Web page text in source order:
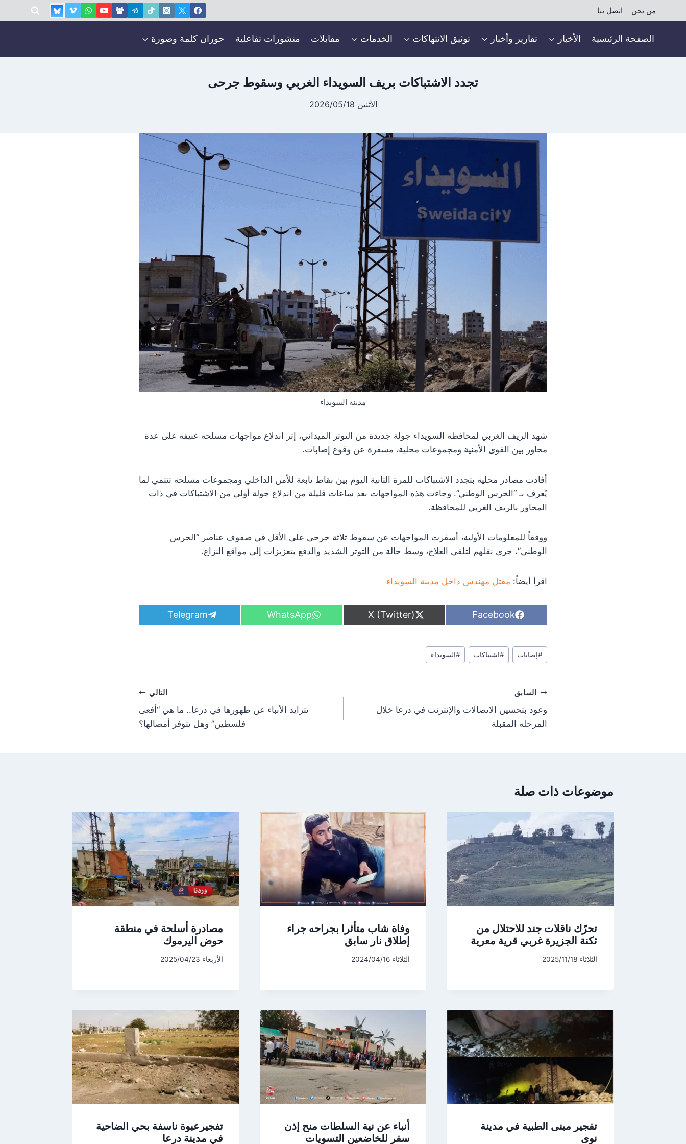
إلى
من نحن اتصل بنا
الصفحة الرئيسية الأخبار تقارير وأخبار توثيق الانتهاكات الخدمات مقابلات منشورات تفاعلية حوران كلمة وصورة
تجدد الاشتباكات بريف السويداء الغربي وسقوط جرحى
الأثنين 2026/05/18
مدينة السويداء
شهد الريف الغربي لمحافظة السويداء جولة جديدة من التوتر الميداني، إثر اندلاع مواجهات مسلحة عنيفة على عدة
محاور بين القوى الأمنية ومجموعات محلية، مسفرة عن وقوع إصابات.
أفادت مصادر محلية بتجدد الاشتباكات للمرة الثانية اليوم بين نقاط تابعة للأمن الداخلي ومجموعات مسلحة تنتمي لما
يُعرف بـ “الحرس الوطني”. وجاءت هذه المواجهات بعد ساعات قليلة من اندلاع جولة أولى من الاشتباكات في ذات
المحاور بالريف الغربي للمحافظة.
ووفقاً للمعلومات الأولية، أسفرت المواجهات عن سقوط ثلاثة جرحى على الأقل في صفوف عناصر “الحرس
الوطني”، جرى نقلهم لتلقي العلاج، وسط حالة من التوتر الشديد والدفع بتعزيزات إلى مواقع النزاع.
اقرأ أيضاً: مقتل مهندس داخل مدينة السويداء
S
h
e
o
Facebook
S
h
X (Twitter)
S
h
WhatsApp
S
h
Telegram
وسوم
المقال:
#إصابات #اشتباكات #السويداء
تصفّح
المقالات
السابق
وعود بتحسين الاتصالات والإنترنت في درعا خلال
المرحلة المقبلة
التالي
تتزايد الأنباء عن ظهورها في درعا.. ما هي “أفعى
فلسطين” وهل تتوفر أمصالها؟
موضوعات ذات صلة
تحرّك ناقلات جند للاحتلال من
ثكنة الجزيرة غربي قرية معرية
الثلاثاء 2025/11/18
وفاة شاب متأثرا بجراحه جراء
إطلاق نار سابق
الثلاثاء 2024/04/16
مصادرة أسلحة في منطقة
حوض اليرموك
الأربعاء 2025/04/23
تفجير مبنى الطبية في مدينة
نوى
أنباء عن نية السلطات منح إذن
سفر للخاضعين التسويات
تفجيرعبوة ناسفة بحي الضاحية
في مدينة درعا